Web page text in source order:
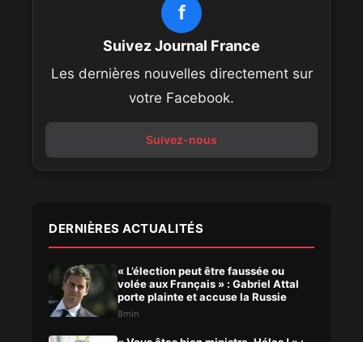
f
Suivez Journal France
Les dernières nouvelles directement sur
votre Facebook.
Suivez-nous
DERNIÈRES ACTUALITÉS
« L’élection peut être faussée ou
volée aux Français » : Gabriel Attal
porte plainte et accuse la Russie
8min